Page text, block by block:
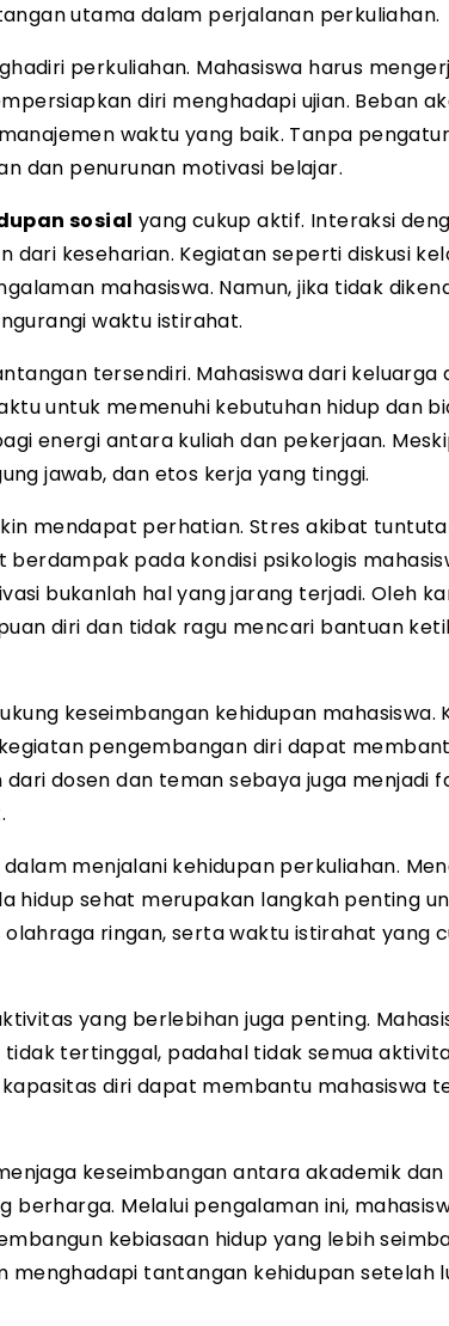
utama dalam perjalanan perkuliahan.
perkuliahan. Mahasiswa harus
diri menghadapi ujian. Beban
waktu yang baik. Tanpa
dan penurunan motivasi belajar.
sosial yang cukup aktif. Interaksi
dari keseharian. Kegiatan seperti diskusi
mahasiswa. Namun, jika tidak
waktu istirahat.
tersendiri. Mahasiswa dari keluarga
untuk memenuhi kebutuhan hidup dan
energi antara kuliah dan pekerjaan.
jawab, dan etos kerja yang tinggi.
mendapat perhatian. Stres akibat
pada kondisi psikologis
bukanlah hal yang jarang terjadi. Oleh
diri dan tidak ragu mencari bantuan
keseimbangan kehidupan mahasiswa.
pengembangan diri dapat
dosen dan teman sebaya juga menjadi
dalam menjalani kehidupan perkuliahan.
hidup sehat merupakan langkah penting
ringan, serta waktu istirahat yang
yang berlebihan juga penting.
tertinggal, padahal tidak semua
diri dapat membantu mahasiswa
keseimbangan antara akademik dan
Melalui pengalaman ini,
kebiasaan hidup yang lebih
tantangan kehidupan setelah